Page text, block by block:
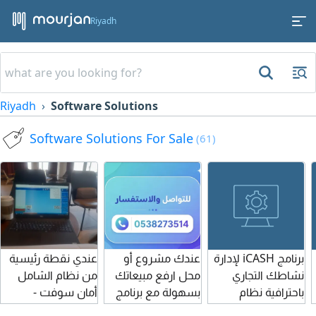
Riyadh
Riyadh Software Solutions
Software Solutions For Sale (61)
عندي نقطة رئيسية
من نظام الشامل
أمان سوفت -
الأنظمة المحاسبية
عندك مشروع أو
محل ارفع مبيعاتك
بسهولة مع برنامج
فلايزر إدارة مبيعاتك
برنامج iCASH لإدارة
نشاطك التجاري
باحترافية نظام
متكامل لنقاط البيع